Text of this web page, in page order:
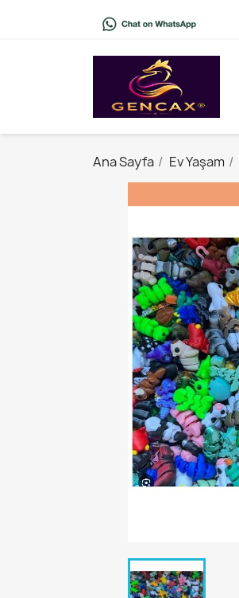
Ana Sayfa Ev Yaşam